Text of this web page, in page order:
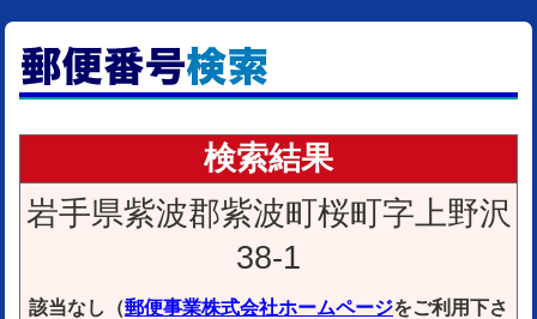
検索結果
岩手県紫波郡紫波町桜町字上野沢
38-1
該当なし（郵便事業株式会社ホームページをご利用下さ